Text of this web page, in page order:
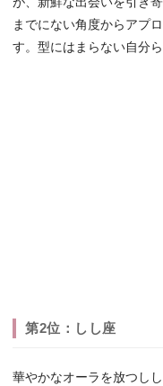
までにない角度からアプ
す。型にはまらない自分
第2位：しし座
華やかなオーラを放つし